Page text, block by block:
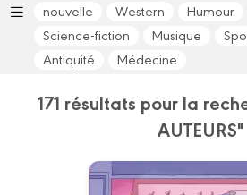
nouvelle
Western Humour
Science-fiction
Musique
Antiquité
Médecine
171 résultats pour la
AUTEURS"